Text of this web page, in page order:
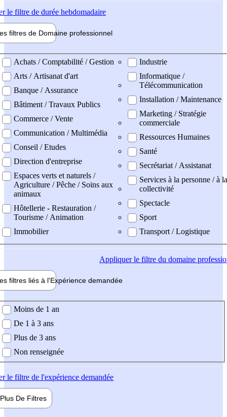
le filtre de durée hebdomadaire
filtres de Domaine professionnel
professionel
Achats / Comptabilité / Gestion
Arts / Artisanat d'art
Banque / Assurance
Bâtiment / Travaux Publics
Commerce / Vente
Communication / Multimédia
Conseil / Etudes
Direction d'entreprise
Espaces verts et naturels /
Agriculture / Pêche / Soins aux
animaux
Hôtellerie - Restauration /
Tourisme / Animation
Immobilier
Industrie
Informatique /
Télécommunication
Installation / Maintenance
Marketing / Stratégie
commerciale
Ressources Humaines
Santé
Secrétariat / Assistanat
Services à la personne / à la
collectivité
Spectacle
Sport
Transport / Logistique
Appliquerle filtre du domaine
filtres liés à l'Expérience demandée
demandée
Moins de 1 an
De 1 à 3 ans
Plus de 3 ans
Non renseignée
le filtre de l'expérience demandée
Plus De Filtres